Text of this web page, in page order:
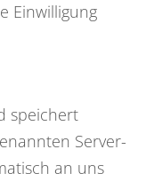
Einwilligung
speichert
Server-
an uns